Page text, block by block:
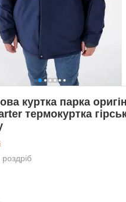
куртка парка
термокуртка
роздріб